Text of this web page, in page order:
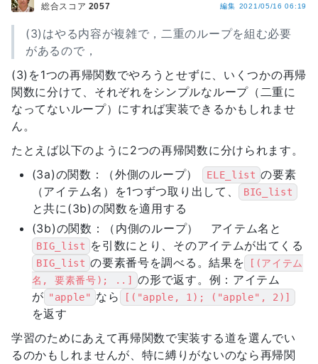
(3)はやる内容が複雑で，二重のループを組む必要
があるので，
(3)を1つの再帰関数でやろうとせずに、いくつかの再帰
関数に分けて、それぞれをシンプルなループ（二重に
なってないループ）にすれば実装できるかもしれませ
ん。
たとえば以下のように2つの再帰関数に分けられます。
(3a)の関数：（外側のループ）
ELE_list の要素
（アイテム名）を1つずつ取り出して、
BIG_list
と共に(3b)の関数を適用する
(3b)の関数：（内側のループ） アイテム名と
BIG_list を引数にとり、そのアイテムが出てくる
BIG_list の要素番号を調べる。結果を
[(アイテム
名, 要素番号); ..]
の形で返す。例：アイテム
が "apple" なら [("apple, 1); ("apple", 2)]
を返す
学習のためにあえて再帰関数で実装する道を選んでい
るのかもしれませんが、特に縛りがないのなら再帰関
編集 2021/05/16 06:19
総合スコア 2057